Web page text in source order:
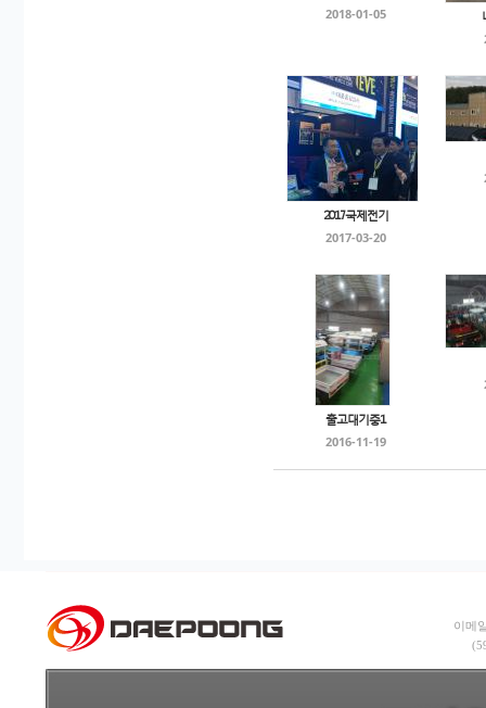
2018-01-05
2017국제전기
2017-03-20
출고대기중1
2016-11-19
이메